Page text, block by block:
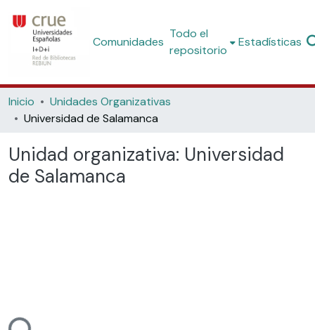
Comunidades
Todo el
repositorio
Estadísticas
Inicio
Unidades Organizativas
Universidad de Salamanca
Unidad organizativa: Universidad
de Salamanca